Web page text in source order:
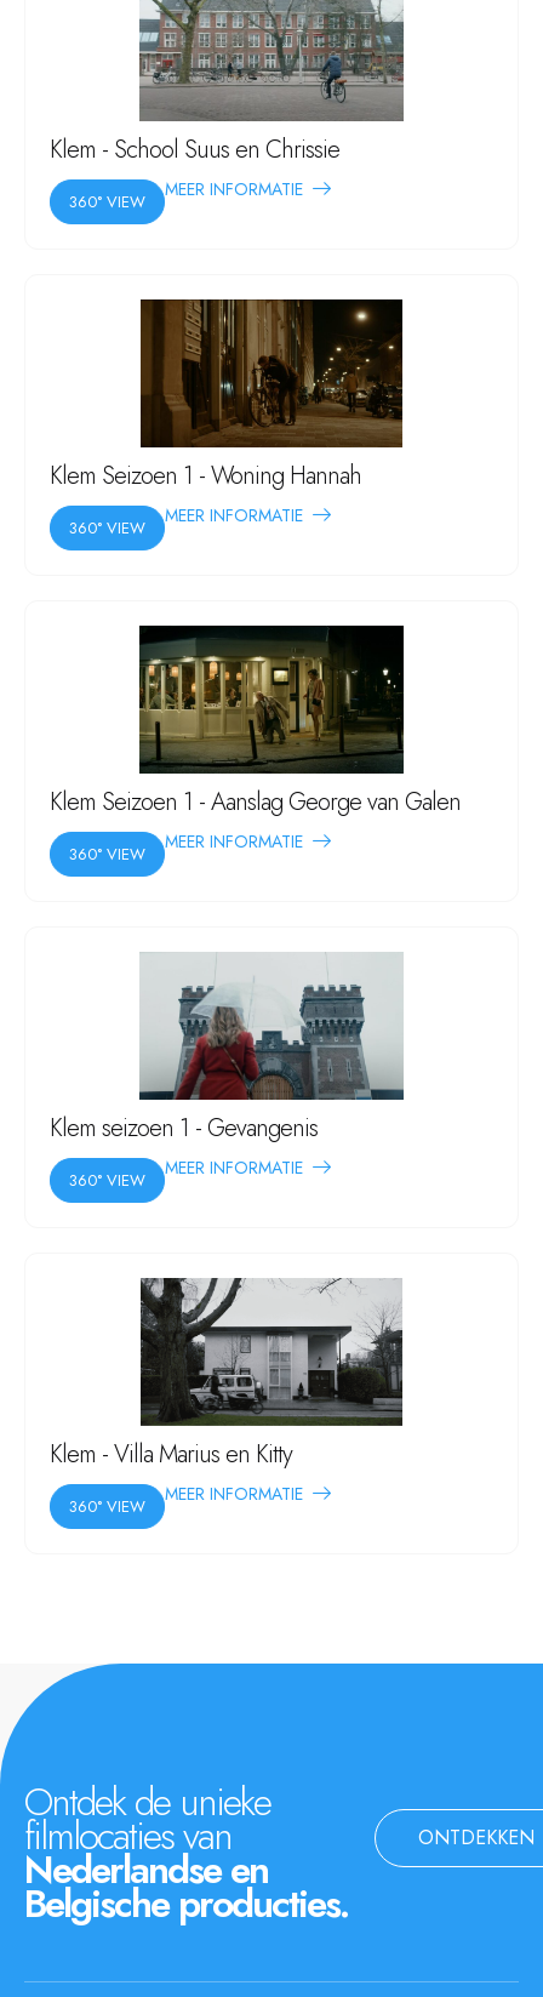
Klem - School Suus en Chrissie
360° VIEW
MEER INFORMATIE
Klem Seizoen 1 - Woning Hannah
360° VIEW
MEER INFORMATIE
Klem Seizoen 1 - Aanslag George van Galen
360° VIEW
MEER INFORMATIE
Klem seizoen 1 - Gevangenis
360° VIEW
MEER INFORMATIE
Klem - Villa Marius en Kitty
360° VIEW
MEER INFORMATIE
Ontdek de unieke
filmlocaties van
Nederlandse en
Belgische producties.
ONTDEKKEN